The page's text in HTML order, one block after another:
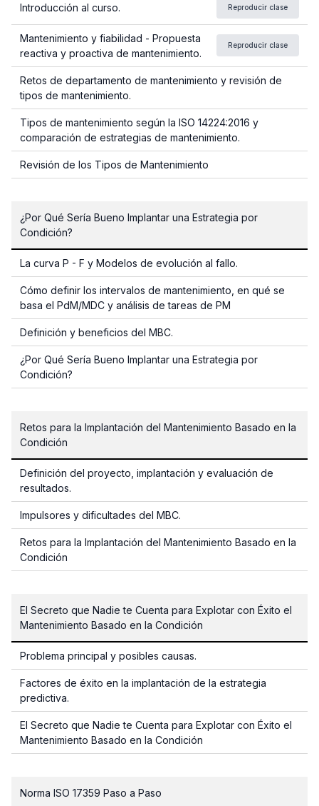
Introducción al curso. Reproducir clase
Mantenimiento y fiabilidad - Propuesta
reactiva y proactiva de mantenimiento.
Reproducir clase
Retos de departamento de mantenimiento y revisión de
tipos de mantenimiento.
Tipos de mantenimiento según la ISO 14224:2016 y
comparación de estrategias de mantenimiento.
Revisión de los Tipos de Mantenimiento
¿Por Qué Sería Bueno Implantar una Estrategia por
Condición?
La curva P - F y Modelos de evolución al fallo.
Cómo definir los intervalos de mantenimiento, en qué se
basa el PdM/MDC y análisis de tareas de PM
Definición y beneficios del MBC.
¿Por Qué Sería Bueno Implantar una Estrategia por
Condición?
Retos para la Implantación del Mantenimiento Basado en la
Condición
Definición del proyecto, implantación y evaluación de
resultados.
Impulsores y dificultades del MBC.
Retos para la Implantación del Mantenimiento Basado en la
Condición
El Secreto que Nadie te Cuenta para Explotar con Éxito el
Mantenimiento Basado en la Condición
Problema principal y posibles causas.
Factores de éxito en la implantación de la estrategia
predictiva.
El Secreto que Nadie te Cuenta para Explotar con Éxito el
Mantenimiento Basado en la Condición
Norma ISO 17359 Paso a Paso